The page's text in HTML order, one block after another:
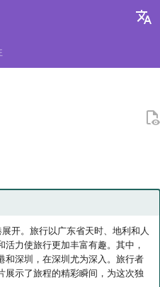
开。旅行以广东省天时、地利和人
力使旅行更加丰富有趣。其中，
和深圳，在深圳尤为深入。旅行者
展示了旅程的精彩瞬间，为这次独